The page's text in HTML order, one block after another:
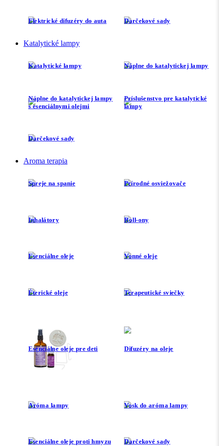
Elektrické difuzéry do auta Darčekové sady
Katalytické lampy
Katalytické lampy Náplne do katalytickej lampy
Náplne do katalytickej lampy
s esenciálnymi olejmi
Príslušenstvo pre katalytické
lampy
Darčekové sady
Aroma terapia
Spreje na spanie Prírodné osviežovače
Inhalátory Roll-ony
Esenciálne oleje Vonné oleje
Éterické oleje Terapeutické sviečky
Esenciálne oleje pre deti Difuzéry na oleje
Aróma lampy Vosk do aróma lampy
Esenciálne oleje proti hmyzu Darčekové sady